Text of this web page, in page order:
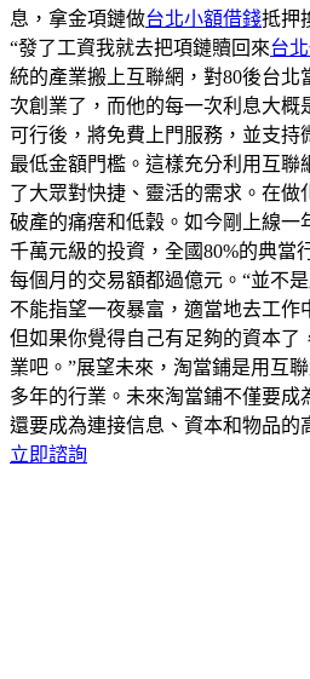
息，拿金項鏈做台北小額借錢抵押
“發了工資我就去把項鏈贖回來台
統的產業搬上互聯網，對80後台北
次創業了，而他的每一次利息大概
可行後，將免費上門服務，並支持
最低金額門檻。這樣充分利用互聯
了大眾對快捷、靈活的需求。在做
破產的痛瘔和低穀。如今剛上線一
千萬元級的投資，全國80%的典當
每個月的交易額都過億元。“並不
不能指望一夜暴富，適當地去工作
但如果你覺得自己有足夠的資本了
業吧。”展望未來，淘當鋪是用互
多年的行業。未來淘當鋪不僅要成
還要成為連接信息、資本和物品的
立即諮詢